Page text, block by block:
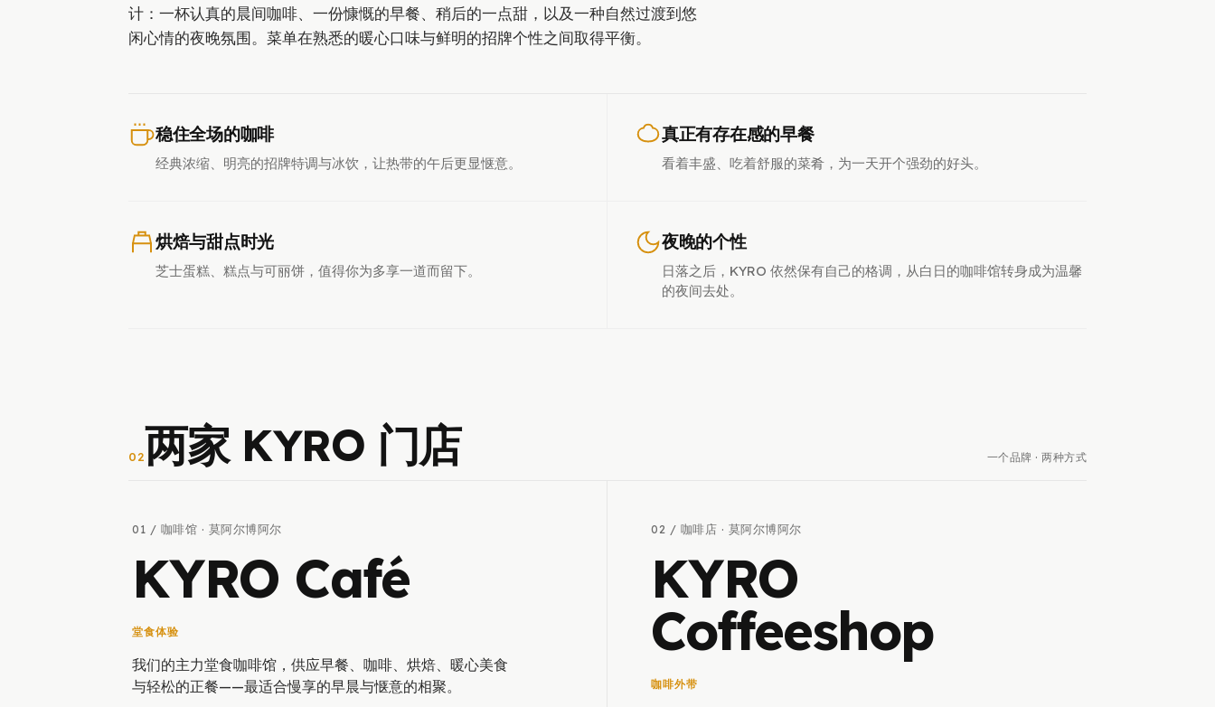
计：一杯认真的晨间咖啡、一份慷慨的早餐、稍后的一点甜，以及一种自然过渡到悠
闲心情的夜晚氛围。菜单在熟悉的暖心口味与鲜明的招牌个性之间取得平衡。
稳住全场的咖啡
经典浓缩、明亮的招牌特调与冰饮，让热带的午后更显惬意。
真正有存在感的早餐
看着丰盛、吃着舒服的菜肴，为一天开个强劲的好头。
烘焙与甜点时光
芝士蛋糕、糕点与可丽饼，值得你为多享一道而留下。
夜晚的个性
日落之后，KYRO 依然保有自己的格调，从白日的咖啡馆转身成为温馨
的夜间去处。
02两家 KYRO 门店 一个品牌 · 两种方式
01 / 咖啡馆 · 莫阿尔博阿尔
KYRO Café
堂食体验
我们的主力堂食咖啡馆，供应早餐、咖啡、烘焙、暖心美食
与轻松的正餐——最适合慢享的早晨与惬意的相聚。
02 / 咖啡店 · 莫阿尔博阿尔
KYRO
Coffeeshop
咖啡外带